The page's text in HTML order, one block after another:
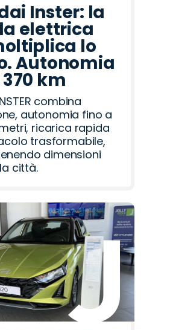
Inster: la
elettrica
lo
Autonomia
km
combina
autonomia fino a
ricarica rapida
trasformabile,
dimensioni
città.